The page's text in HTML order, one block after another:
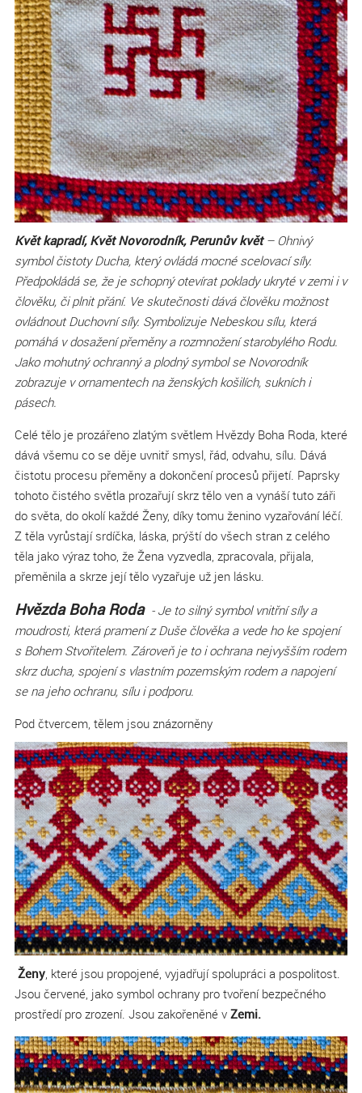
Květ kapradí, Květ Novorodník, Perunův květ – Ohnivý
symbol čistoty Ducha, který ovládá mocné scelovací síly.
Předpokládá se, že je schopný otevírat poklady ukryté v zemi i v
člověku, či plnit přání. Ve skutečnosti dává člověku možnost
ovládnout Duchovní síly. Symbolizuje Nebeskou sílu, která
pomáhá v dosažení přeměny a rozmnožení starobylého Rodu.
Jako mohutný ochranný a plodný symbol se Novorodník
zobrazuje v ornamentech na ženských košilích, sukních i
pásech.
Celé tělo je prozářeno zlatým světlem Hvězdy Boha Roda, které
dává všemu co se děje uvnitř smysl, řád, odvahu, sílu. Dává
čistotu procesu přeměny a dokončení procesů přijetí. Paprsky
tohoto čistého světla prozařují skrz tělo ven a vynáší tuto záři
do světa, do okolí každé Ženy, díky tomu ženino vyzařování léčí.
Z těla vyrůstají srdíčka, láska, prýští do všech stran z celého
těla jako výraz toho, že Žena vyzvedla, zpracovala, přijala,
přeměnila a skrze její tělo vyzařuje už jen lásku.
Hvězda Boha Roda - Je to silný symbol vnitřní síly a
moudrosti, která pramení z Duše člověka a vede ho ke spojení
s Bohem Stvořitelem. Zároveň je to i ochrana nejvyšším rodem
skrz ducha, spojení s vlastním pozemským rodem a napojení
se na jeho ochranu, sílu i podporu.
Pod čtvercem, tělem jsou znázorněny
Ženy, které jsou propojené, vyjadřují spolupráci a pospolitost.
Jsou červené, jako symbol ochrany pro tvoření bezpečného
prostředí pro zrození. Jsou zakořeněné vZemi.